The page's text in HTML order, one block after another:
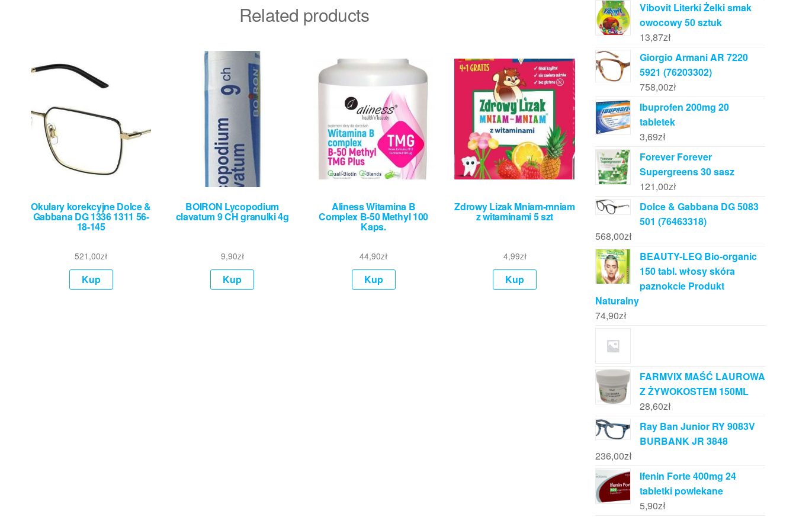
Related products
Okulary korekcyjne Dolce &
Gabbana DG 1336 1311 56-
18-145
521,00zł
Kup
BOIRON Lycopodium
clavatum 9 CH granulki 4g
9,90zł
Kup
Aliness Witamina B
Complex B-50 Methyl 100
Kaps.
44,90zł
Kup
Zdrowy Lizak Mniam-mniam
z witaminami 5 szt
4,99zł
Kup
Vibovit Literki Żelki smak
owocowy 50 sztuk
13,87zł
Giorgio Armani AR 7220
5921 (76203302)
758,00zł
Ibuprofen 200mg 20
tabletek
3,69zł
Forever Forever
Supergreens 30 sasz
121,00zł
Dolce & Gabbana DG 5083
501 (76463318)
568,00zł
BEAUTY-LEQ Bio-organic
150 tabl. włosy skóra
paznokcie Produkt
Naturalny
74,90zł
FARMVIX MAŚĆ LAUROWA
Z ŻYWOKOSTEM 150ML
28,60zł
Ray Ban Junior RY 9083V
BURBANK JR 3848
236,00zł
Ifenin Forte 400mg 24
tabletki powlekane
5,90zł